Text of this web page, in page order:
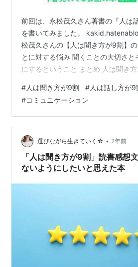
前回は、永松茂久さん著書の『人は
を書いてみました。
松茂久さんの【人は聞き方が9割】
とに対する悩み 聞くことの大切さ
にするということ まとめ 人は聞き
購入 『人は聞き方が9割』は、日常
ンで悩む多くの人にとって非常に実
提供してくれる一冊です。 特に、初
何を話せばいいのかと悩んでしまう
って、「話すこと」よりも「どう…
#人は聞き方が9割 #人は話し方が9
#コミュニケーション
選びながら生きていく☆ • 2年前
「人は聞き方が9割」読書感想
ないようにしたいと思えた本